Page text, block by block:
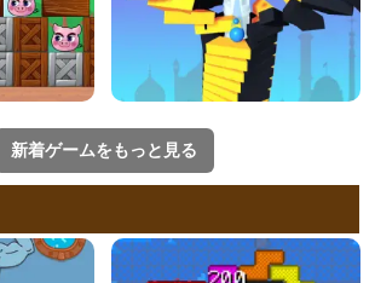
新着ゲームをもっと見る